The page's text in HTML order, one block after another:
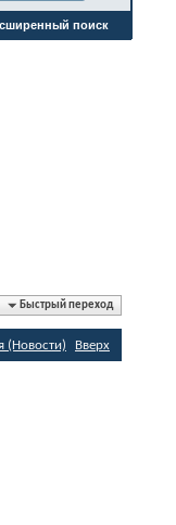
поиск
Быстрый переход
(Новости) Вверх